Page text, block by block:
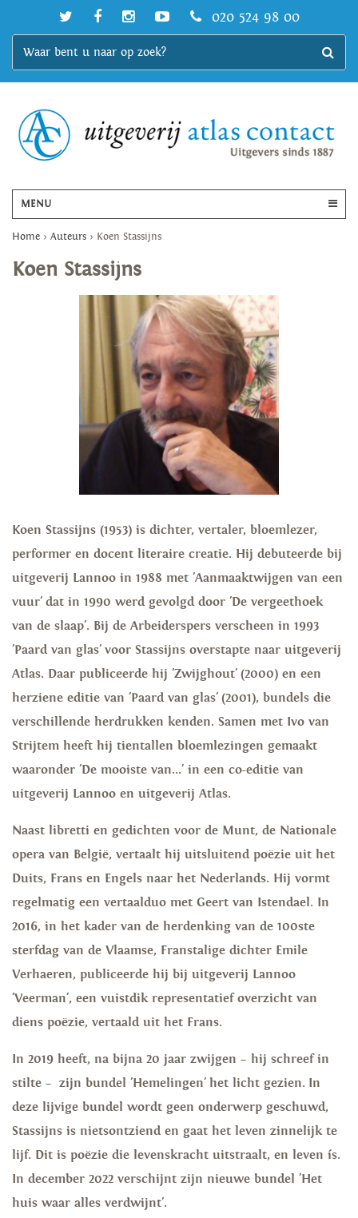
020 524 98 00
MENU
Home > Auteurs > Koen Stassijns
Koen Stassijns
Koen Stassijns (1953) is dichter, vertaler, bloemlezer,
performer en docent literaire creatie. Hij debuteerde bij
uitgeverij Lannoo in 1988 met 'Aanmaaktwijgen van een
vuur' dat in 1990 werd gevolgd door 'De vergeethoek
van de slaap'. Bij de Arbeiderspers verscheen in 1993
'Paard van glas' voor Stassijns overstapte naar uitgeverij
Atlas. Daar publiceerde hij 'Zwijghout' (2000) en een
herziene editie van 'Paard van glas' (2001), bundels die
verschillende herdrukken kenden. Samen met Ivo van
Strijtem heeft hij tientallen bloemlezingen gemaakt
waaronder 'De mooiste van...' in een co-editie van
uitgeverij Lannoo en uitgeverij Atlas.
Naast libretti en gedichten voor de Munt, de Nationale
opera van België, vertaalt hij uitsluitend poëzie uit het
Duits, Frans en Engels naar het Nederlands. Hij vormt
regelmatig een vertaalduo met Geert van Istendael. In
2016, in het kader van de herdenking van de 100ste
sterfdag van de Vlaamse, Franstalige dichter Emile
Verhaeren, publiceerde hij bij uitgeverij Lannoo
'Veerman', een vuistdik representatief overzicht van
diens poëzie, vertaald uit het Frans.
In 2019 heeft, na bijna 20 jaar zwijgen – hij schreef in
stilte – zijn bundel 'Hemelingen' het licht gezien. In
deze lijvige bundel wordt geen onderwerp geschuwd,
Stassijns is nietsontziend en gaat het leven zinnelijk te
lijf. Dit is poëzie die levenskracht uitstraalt, en leven ís.
In december 2022 verschijnt zijn nieuwe bundel 'Het
huis waar alles verdwijnt'.